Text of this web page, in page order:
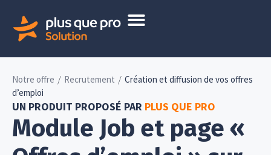
Notre offre / Recrutement / Création et diffusion de vos offres
d’emploi
UN PRODUIT PROPOSÉ PAR PLUS QUE PRO
Module Job et page «